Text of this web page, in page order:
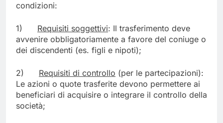
condizioni:
1) Requisiti soggettivi: Il trasferimento deve
avvenire obbligatoriamente a favore del coniuge o
dei discendenti (es. figli e nipoti);
2) Requisiti di controllo (per le partecipazioni):
Le azioni o quote trasferite devono permettere ai
beneficiari di acquisire o integrare il controllo della
società;